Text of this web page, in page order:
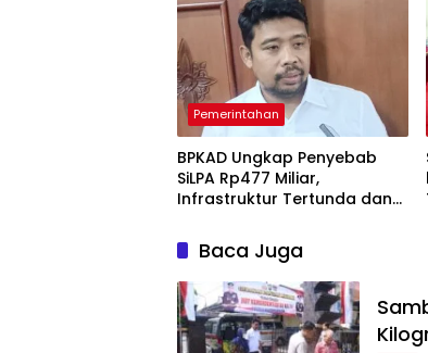
Pemerintahan
BPKAD Ungkap Penyebab
SiLPA Rp477 Miliar,
Infrastruktur Tertunda dan
Baca Juga